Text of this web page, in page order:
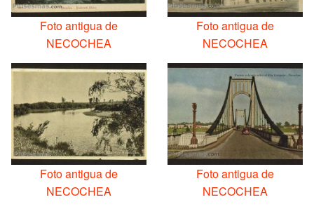
Foto antigua de
NECOCHEA
Foto antigua de
NECOCHEA
Foto antigua de
NECOCHEA
Foto antigua de
NECOCHEA